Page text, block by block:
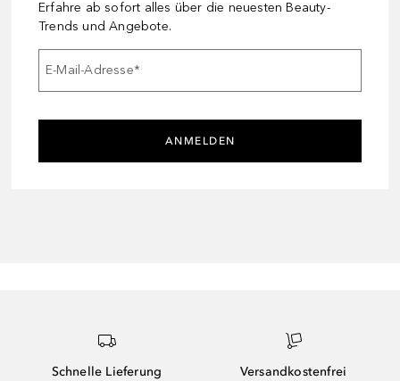
Erfahre ab sofort alles über die neuesten Beauty-
Trends und Angebote.
E-Mail-Adresse*
ANMELDEN
Schnelle Lieferung Versandkostenfrei